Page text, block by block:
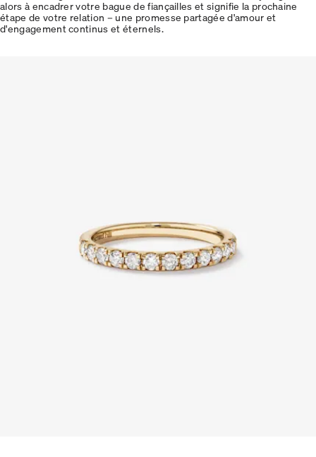
alors à encadrer votre bague de fiançailles et signifie la prochaine
étape de votre relation – une promesse partagée d'amour et
d'engagement continus et éternels.